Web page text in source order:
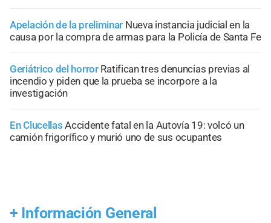
Apelación de la preliminar Nueva instancia judicial en la
causa por la compra de armas para la Policía de Santa Fe
Geriátrico del horror Ratifican tres denuncias previas al
incendio y piden que la prueba se incorpore a la
investigación
En Clucellas Accidente fatal en la Autovía 19: volcó un
camión frigorífico y murió uno de sus ocupantes
+ Información General